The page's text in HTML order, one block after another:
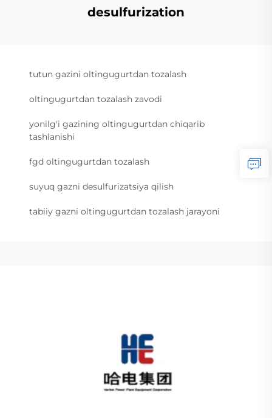
desulfurization
tutun gazini oltingugurtdan tozalash
oltingugurtdan tozalash zavodi
yonilg'i gazining oltingugurtdan chiqarib
tashlanishi
fgd oltingugurtdan tozalash
suyuq gazni desulfurizatsiya qilish
tabiiy gazni oltingugurtdan tozalash jarayoni